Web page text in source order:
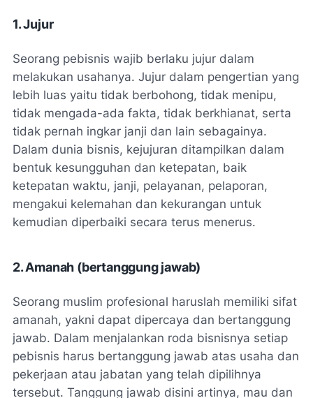
1. Jujur
Seorang pebisnis wajib berlaku jujur dalam
melakukan usahanya. Jujur dalam pengertian yang
lebih luas yaitu tidak berbohong, tidak menipu,
tidak mengada-ada fakta, tidak berkhianat, serta
tidak pernah ingkar janji dan lain sebagainya.
Dalam dunia bisnis, kejujuran ditampilkan dalam
bentuk kesungguhan dan ketepatan, baik
ketepatan waktu, janji, pelayanan, pelaporan,
mengakui kelemahan dan kekurangan untuk
kemudian diperbaiki secara terus menerus.
2. Amanah (bertanggung jawab)
Seorang muslim profesional haruslah memiliki sifat
amanah, yakni dapat dipercaya dan bertanggung
jawab. Dalam menjalankan roda bisnisnya setiap
pebisnis harus bertanggung jawab atas usaha dan
pekerjaan atau jabatan yang telah dipilihnya
tersebut. Tanggung jawab disini artinya, mau dan